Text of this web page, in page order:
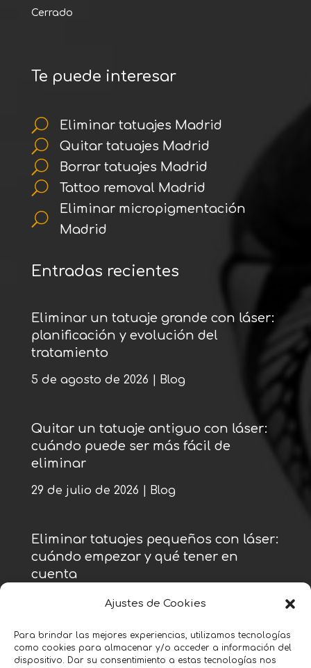
Ajustes de Cookies
Para brindar las mejores experiencias, utilizamos tecnologías
como cookies para almacenar y/o acceder a información del
dispositivo. Dar su consentimiento a estas tecnologías nos
Cerrado
Te puede interesar
U Eliminar tatuajes Madrid
U Quitar tatuajes Madrid
U Borrar tatuajes Madrid
U Tattoo removal Madrid
U
Eliminar micropigmentación
Madrid
Entradas recientes
Eliminar un tatuaje grande con láser:
planificación y evolución del
tratamiento
5 de agosto de 2026 Blog
Quitar un tatuaje antiguo con láser:
cuándo puede ser más fácil de
eliminar
29 de julio de 2026 Blog
Eliminar tatuajes pequeños con láser:
cuándo empezar y qué tener en
cuenta
22 de julio de 2026|Blog
« Entradas más antiguas